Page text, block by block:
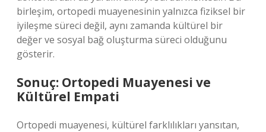
birleşim, ortopedi muayenesinin yalnızca fiziksel bir
iyileşme süreci değil, aynı zamanda kültürel bir
değer ve sosyal bağ oluşturma süreci olduğunu
gösterir.
Sonuç: Ortopedi Muayenesi ve
Kültürel Empati
Ortopedi muayenesi, kültürel farklılıkları yansıtan,